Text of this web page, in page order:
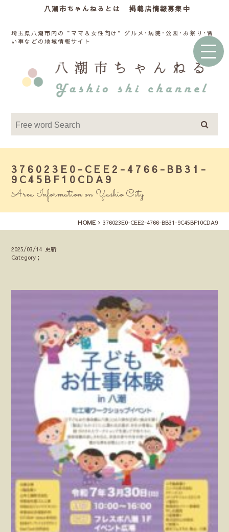
八潮市ちゃんねるとは 掲載店情報募集中
埼玉県八潮市内の“ママ＆女性向け”グルメ･病院･公園･お祭り･習
い事などの地域情報サイト
376023E0-CEE2-4766-BB31-
9C45BF10CDA9
Area Information on Yashio City
HOME 376023E0-CEE2-4766-BB31-9C45BF10CDA9
2025/03/14 更新
Category；